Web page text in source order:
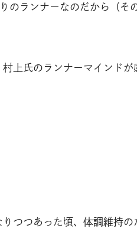
ランナーなのだから（その
上氏のランナーマインドが
つつあった頃、体調維持の